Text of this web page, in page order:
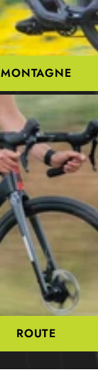
MONTAGNE
ROUTE